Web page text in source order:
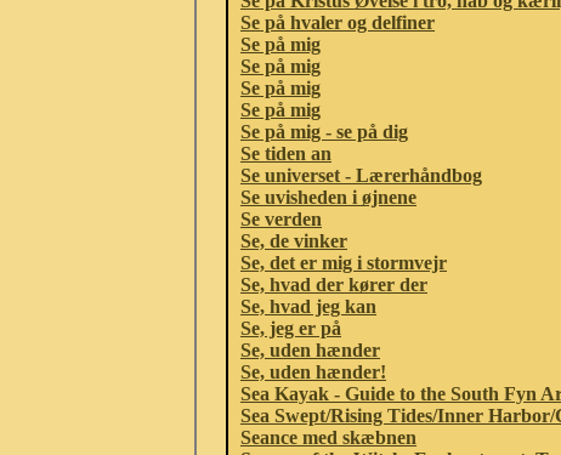
Se på hvaler og delfiner
Se på mig
Se på mig
Se på mig
Se på mig
Se på mig - se på dig
Se tiden an
Se universet - Lærerhåndbog
Se uvisheden i øjnene
Se verden
Se, de vinker
Se, det er mig i stormvejr
Se, hvad der kører der
Se, hvad jeg kan
Se, jeg er på
Se, uden hænder
Se, uden hænder!
Sea Kayak - Guide to the South Fyn
Sea Swept/Rising Tides/Inner Harbor/
Seance med skæbnen